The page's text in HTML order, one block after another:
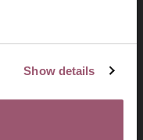
Show details